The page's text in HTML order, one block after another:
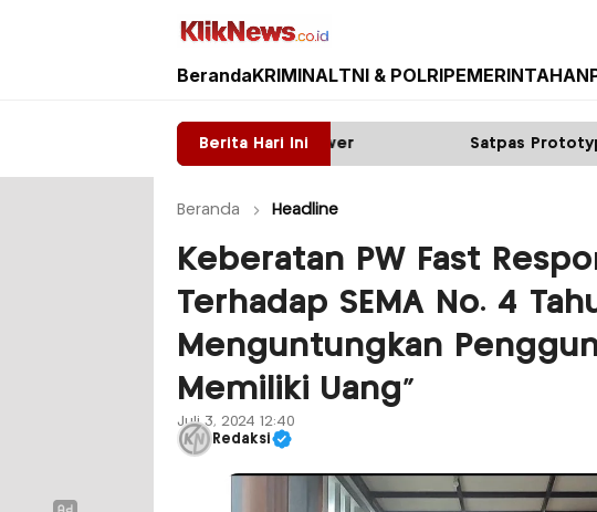
Kliknews.co.id
BerandaKRIMINALTNI & POLRIPEMERINTAHAN
Berita Hari Ini Satpas Prototype Polres Malang
Beranda Headline
Keberatan PW Fast
Terhadap SEMA No. 4
Menguntungkan
Memiliki Uang”
Juli 3, 2024 12:40
Redaksi